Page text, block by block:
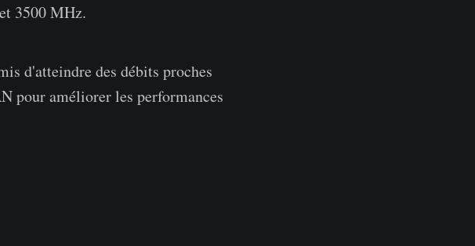
3500 MHz.
d'atteindre des débits proches
pour améliorer les performances